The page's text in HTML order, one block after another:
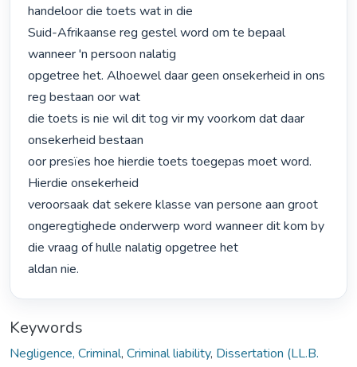
handeloor die toets wat in die
Suid-Afrikaanse reg gestel word om te bepaal
wanneer 'n persoon nalatig
opgetree het. Alhoewel daar geen onsekerheid in ons
reg bestaan oor wat
die toets is nie wil dit tog vir my voorkom dat daar
onsekerheid bestaan
oor presïes hoe hierdie toets toegepas moet word.
Hierdie onsekerheid
veroorsaak dat sekere klasse van persone aan groot
ongeregtighede onderwerp word wanneer dit kom by
die vraag of hulle nalatig opgetree het
aldan nie.
Keywords
Negligence, Criminal, Criminal liability, Dissertation (LL.B.